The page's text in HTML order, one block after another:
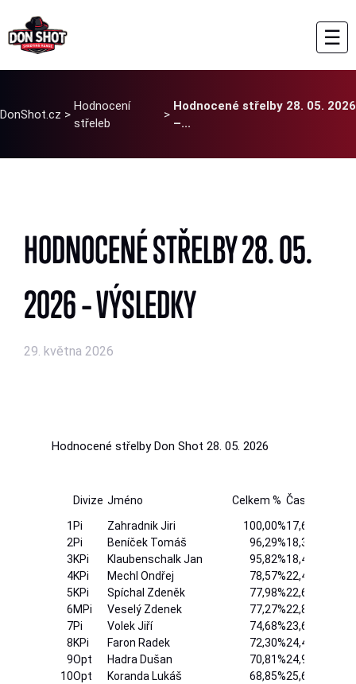
☰
DonShot.cz >
Hodnocení
střeleb
>
Hodnocené střelby 28. 05. 2026
–...
HODNOCENÉ STŘELBY 28. 05.
2026 – VÝSLEDKY
29. května 2026
Hodnocené střelby Don Shot 28. 05. 2026
Divize Jméno Celkem % Čas
1 Pi Zahradnik Jiri 100,00%17,64
2Pi Beníček Tomáš 96,29%18,32
3KPi Klaubenschalk Jan 95,82%18,41
4KPi Mechl Ondřej 78,57%22,45
5KPi Spíchal Zdeněk 77,98%22,62
6MPi Veselý Zdenek 77,27%22,83
7Pi Volek Jiří 74,68%23,62
8KPi Faron Radek 72,30%24,40
9Opt Hadra Dušan 70,81%24,91
10Opt Koranda Lukáš 68,85%25,62